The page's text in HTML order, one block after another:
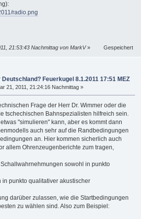
radio.png
21:53:43 Nachmittag von MarkV» Gespeichert
Feuerkugel 8.1.2011 17:51 MEZ
21, 2011, 21:24:16 Nachmittag »
Frage der Herr Dr. Wimmer oder die
tschechischen Bahnspezialisten hilfreich sein.
"simulieren" kann, aber es kommt dann
auch sehr auf die Randbedingungen
an. Hier kommen sicherlich auch
allem Ohrenzeugenberichte zum tragen,
sowohl in punkto
punkto qualitativer akustischer
darüber zulassen, wie die Startbedingungen
zu wählen sind. Also zum Beispiel: